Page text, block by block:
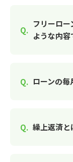
フリーロ
ような内容
ローンの
繰上返済と